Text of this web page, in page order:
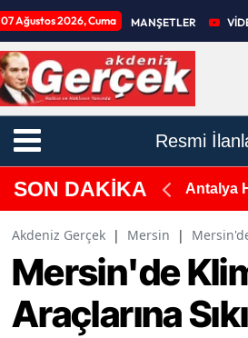
07 Ağustos 2026, Cuma MANŞETLER
Resmi
SON DAKİKA Antalya
Akdeniz Gerçek | Mersin |
Mersin'de
Araçlarına